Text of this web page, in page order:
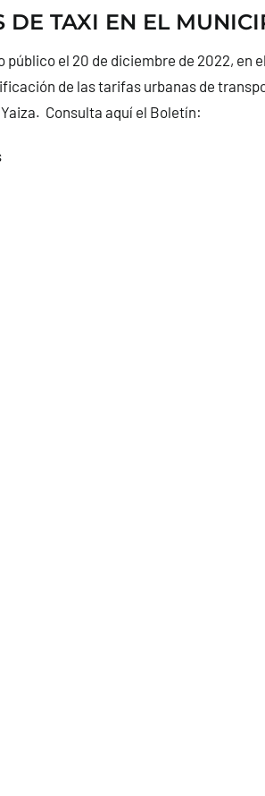
DE TAXI EN EL
público el 20 de diciembre de 2022, en
de las tarifas urbanas de
Consulta aquí el Boletín: